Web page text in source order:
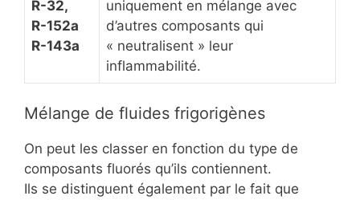
R-32,
R-152a
R-143a
uniquement en mélange avec
d’autres composants qui
« neutralisent » leur
inflammabilité.
Mélange de fluides frigorigènes
On peut les classer en fonction du type de
composants fluorés qu’ils contiennent.
Ils se distinguent également par le fait que